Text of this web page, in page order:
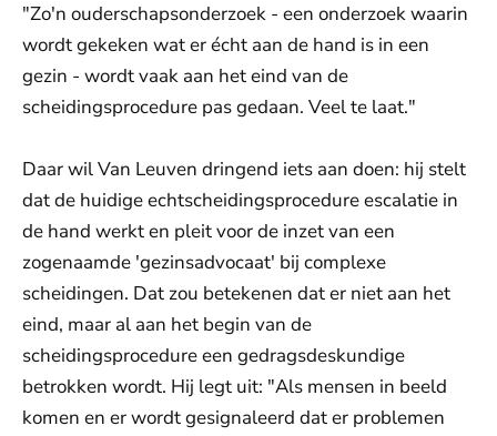
"Zo'n ouderschapsonderzoek - een onderzoek waarin
wordt gekeken wat er écht aan de hand is in een
gezin - wordt vaak aan het eind van de
scheidingsprocedure pas gedaan. Veel te laat."
Daar wil Van Leuven dringend iets aan doen: hij stelt
dat de huidige echtscheidingsprocedure escalatie in
de hand werkt en pleit voor de inzet van een
zogenaamde 'gezinsadvocaat' bij complexe
scheidingen. Dat zou betekenen dat er niet aan het
eind, maar al aan het begin van de
scheidingsprocedure een gedragsdeskundige
betrokken wordt. Hij legt uit: "Als mensen in beeld
komen en er wordt gesignaleerd dat er problemen